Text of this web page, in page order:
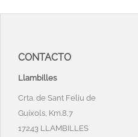
CONTACTO
Llambilles
Crta. de Sant Feliu de
Guíxols, Km.8,7
17243 LLAMBILLES